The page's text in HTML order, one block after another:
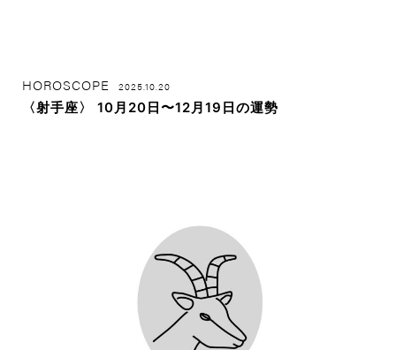
HOROSCOPE 2025.10.20
〈射手座〉 10月20日〜12月19日の運勢